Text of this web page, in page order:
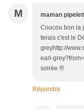
M maman
Coucou bon la
ferais c'est le
greyhttp://
earl-
soirée !!!
Répondre